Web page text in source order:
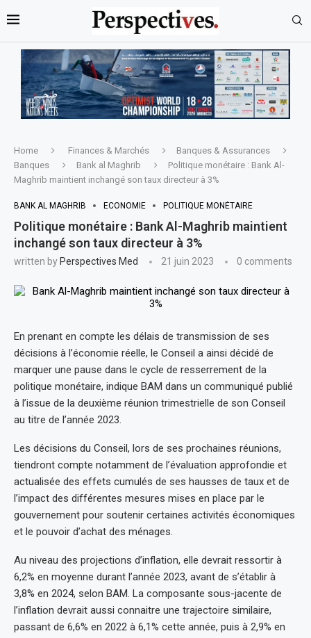
Home Finances & Marchés
Banques & Assurances
Banques
Bank al Maghrib
Politique monétaire : Bank Al-
Maghrib maintient inchangé son taux directeur à 3%
BANK AL MAGHRIB ECONOMIE POLITIQUE MONÉTAIRE
Politique monétaire : Bank Al-Maghrib maintient
inchangé son taux directeur à 3%
written by Perspectives Med 21 juin 2023 0 comments
En prenant en compte les délais de transmission de ses
décisions à l’économie réelle, le Conseil a ainsi décidé de
marquer une pause dans le cycle de resserrement de la
politique monétaire, indique BAM dans un communiqué publié
à l’issue de la deuxième réunion trimestrielle de son Conseil
au titre de l’année 2023.
Les décisions du Conseil, lors de ses prochaines réunions,
tiendront compte notamment de l’évaluation approfondie et
actualisée des effets cumulés de ses hausses de taux et de
l’impact des différentes mesures mises en place par le
gouvernement pour soutenir certaines activités économiques
et le pouvoir d’achat des ménages.
Au niveau des projections d’inflation, elle devrait ressortir à
6,2% en moyenne durant l’année 2023, avant de s’établir à
3,8% en 2024, selon BAM. La composante sous-jacente de
l’inflation devrait aussi connaitre une trajectoire similaire,
passant de 6,6% en 2022 à 6,1% cette année, puis à 2,9% en